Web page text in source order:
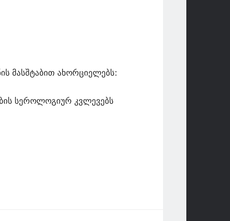
მასშტაბით ახორციელებს:
სეროლოგიურ კვლევებს